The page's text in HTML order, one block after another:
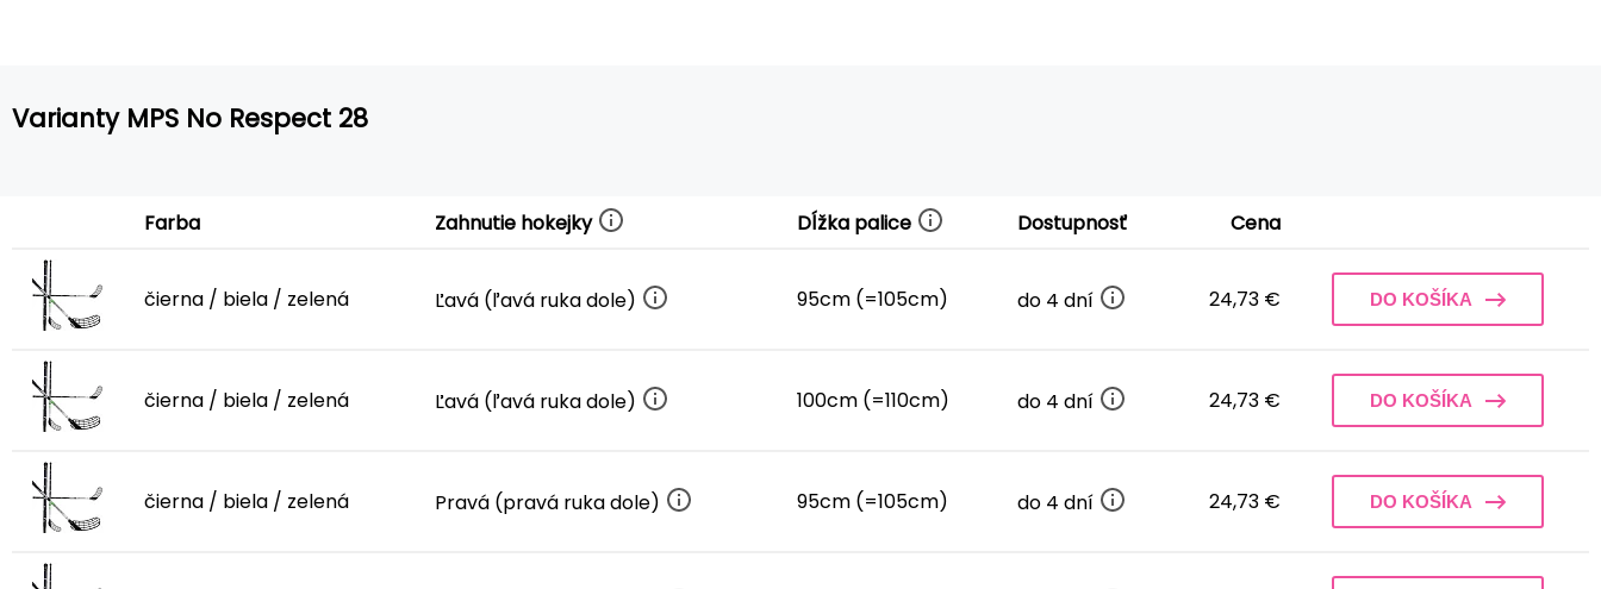
Varianty MPS No Respect 28
Farba Zahnutie hokejky Dĺžka palice Dostupnosť Cena
čierna / biela / zelená Ľavá (ľavá ruka dole) 95cm (=105cm) do 4 dní 24,73 € DO KOŠÍKA
čierna / biela / zelená Ľavá (ľavá ruka dole) 100cm (=110cm) do 4 dní 24,73 € DO KOŠÍKA
čierna / biela / zelená Pravá (pravá ruka dole) 95cm (=105cm) do 4 dní 24,73 € DO KOŠÍKA